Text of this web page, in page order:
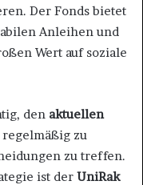
Der Fonds bietet
Anleihen und
Wert auf soziale
den aktuellen
zu
zu treffen.
ist der UniRak